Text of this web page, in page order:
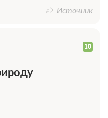
Источник
10